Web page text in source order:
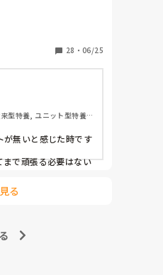
る
した。
たが、
場は
か？
て下さい。
がとう
28 ・ 06/25
型特養, ユニット型特養,
が無いと感じた時です
で頑張る必要はない
る